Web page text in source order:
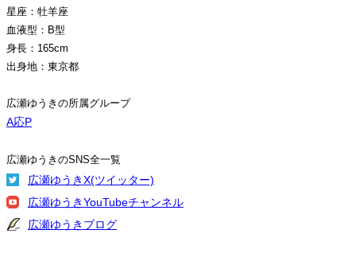
星座：牡羊座
血液型：B型
身長：165cm
出身地：東京都
広瀬ゆうきの所属グループ
A応P
広瀬ゆうきのSNS全一覧
広瀬ゆうきX(ツイッター)
広瀬ゆうきYouTubeチャンネル
広瀬ゆうきブログ